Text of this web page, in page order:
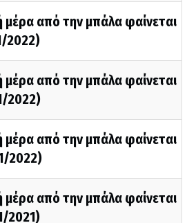
μέρα από την μπάλα φαίνεται
2022)
μέρα από την μπάλα φαίνεται
2022)
μέρα από την μπάλα φαίνεται
2022)
μέρα από την μπάλα φαίνεται
2021)